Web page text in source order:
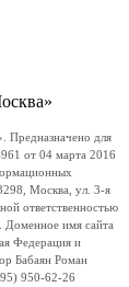
для
от 04 марта 2016
Москва, ул. 3-я
ответственностью
имя сайта
Федерация и
Бабаян Роман
950-62-26